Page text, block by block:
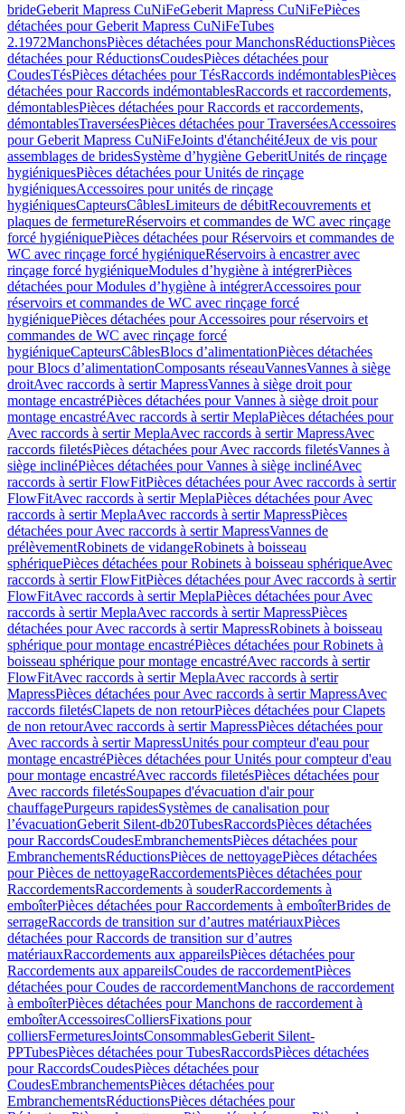
brideGeberit Mapress CuNiFeGeberit Mapress CuNiFePièces
détachées pour Geberit Mapress CuNiFeTubes
2.1972ManchonsPièces détachées pour ManchonsRéductionsPièces
détachées pour RéductionsCoudesPièces détachées pour
CoudesTésPièces détachées pour TésRaccords indémontablesPièces
détachées pour Raccords indémontablesRaccords et raccordements,
démontablesPièces détachées pour Raccords et raccordements,
démontablesTraverséesPièces détachées pour TraverséesAccessoires
pour Geberit Mapress CuNiFeJoints d'étanchéitéJeux de vis pour
assemblages de bridesSystème d’hygiène GeberitUnités de rinçage
hygiéniquesPièces détachées pour Unités de rinçage
hygiéniquesAccessoires pour unités de rinçage
hygiéniquesCapteursCâblesLimiteurs de débitRecouvrements et
plaques de fermetureRéservoirs et commandes de WC avec rinçage
forcé hygiéniquePièces détachées pour Réservoirs et commandes de
WC avec rinçage forcé hygiéniqueRéservoirs à encastrer avec
rinçage forcé hygiéniqueModules d’hygiène à intégrerPièces
détachées pour Modules d’hygiène à intégrerAccessoires pour
réservoirs et commandes de WC avec rinçage forcé
hygiéniquePièces détachées pour Accessoires pour réservoirs et
commandes de WC avec rinçage forcé
hygiéniqueCapteursCâblesBlocs d’alimentationPièces détachées
pour Blocs d’alimentationComposants réseauVannesVannes à siège
droitAvec raccords à sertir MapressVannes à siège droit pour
montage encastréPièces détachées pour Vannes à siège droit pour
montage encastréAvec raccords à sertir MeplaPièces détachées pour
Avec raccords à sertir MeplaAvec raccords à sertir MapressAvec
raccords filetésPièces détachées pour Avec raccords filetésVannes à
siège inclinéPièces détachées pour Vannes à siège inclinéAvec
raccords à sertir FlowFitPièces détachées pour Avec raccords à sertir
FlowFitAvec raccords à sertir MeplaPièces détachées pour Avec
raccords à sertir MeplaAvec raccords à sertir MapressPièces
détachées pour Avec raccords à sertir MapressVannes de
prélèvementRobinets de vidangeRobinets à boisseau
sphériquePièces détachées pour Robinets à boisseau sphériqueAvec
raccords à sertir FlowFitPièces détachées pour Avec raccords à sertir
FlowFitAvec raccords à sertir MeplaPièces détachées pour Avec
raccords à sertir MeplaAvec raccords à sertir MapressPièces
détachées pour Avec raccords à sertir MapressRobinets à boisseau
sphérique pour montage encastréPièces détachées pour Robinets à
boisseau sphérique pour montage encastréAvec raccords à sertir
FlowFitAvec raccords à sertir MeplaAvec raccords à sertir
MapressPièces détachées pour Avec raccords à sertir MapressAvec
raccords filetésClapets de non retourPièces détachées pour Clapets
de non retourAvec raccords à sertir MapressPièces détachées pour
Avec raccords à sertir MapressUnités pour compteur d'eau pour
montage encastréPièces détachées pour Unités pour compteur d'eau
pour montage encastréAvec raccords filetésPièces détachées pour
Avec raccords filetésSoupapes d'évacuation d'air pour
chauffagePurgeurs rapidesSystèmes de canalisation pour
l’évacuationGeberit Silent-db20TubesRaccordsPièces détachées
pour RaccordsCoudesEmbranchementsPièces détachées pour
EmbranchementsRéductionsPièces de nettoyagePièces détachées
pour Pièces de nettoyageRaccordementsPièces détachées pour
RaccordementsRaccordements à souderRaccordements à
emboîterPièces détachées pour Raccordements à emboîterBrides de
serrageRaccords de transition sur d’autres matériauxPièces
détachées pour Raccords de transition sur d’autres
matériauxRaccordements aux appareilsPièces détachées pour
Raccordements aux appareilsCoudes de raccordementPièces
détachées pour Coudes de raccordementManchons de raccordement
à emboîterPièces détachées pour Manchons de raccordement à
emboîterAccessoiresColliersFixations pour
colliersFermeturesJointsConsommablesGeberit Silent-
PPTubesPièces détachées pour TubesRaccordsPièces détachées
pour RaccordsCoudesPièces détachées pour
CoudesEmbranchementsPièces détachées pour
EmbranchementsRéductionsPièces détachées pour